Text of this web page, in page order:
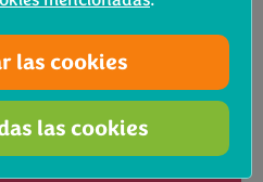
las cookies
las cookies